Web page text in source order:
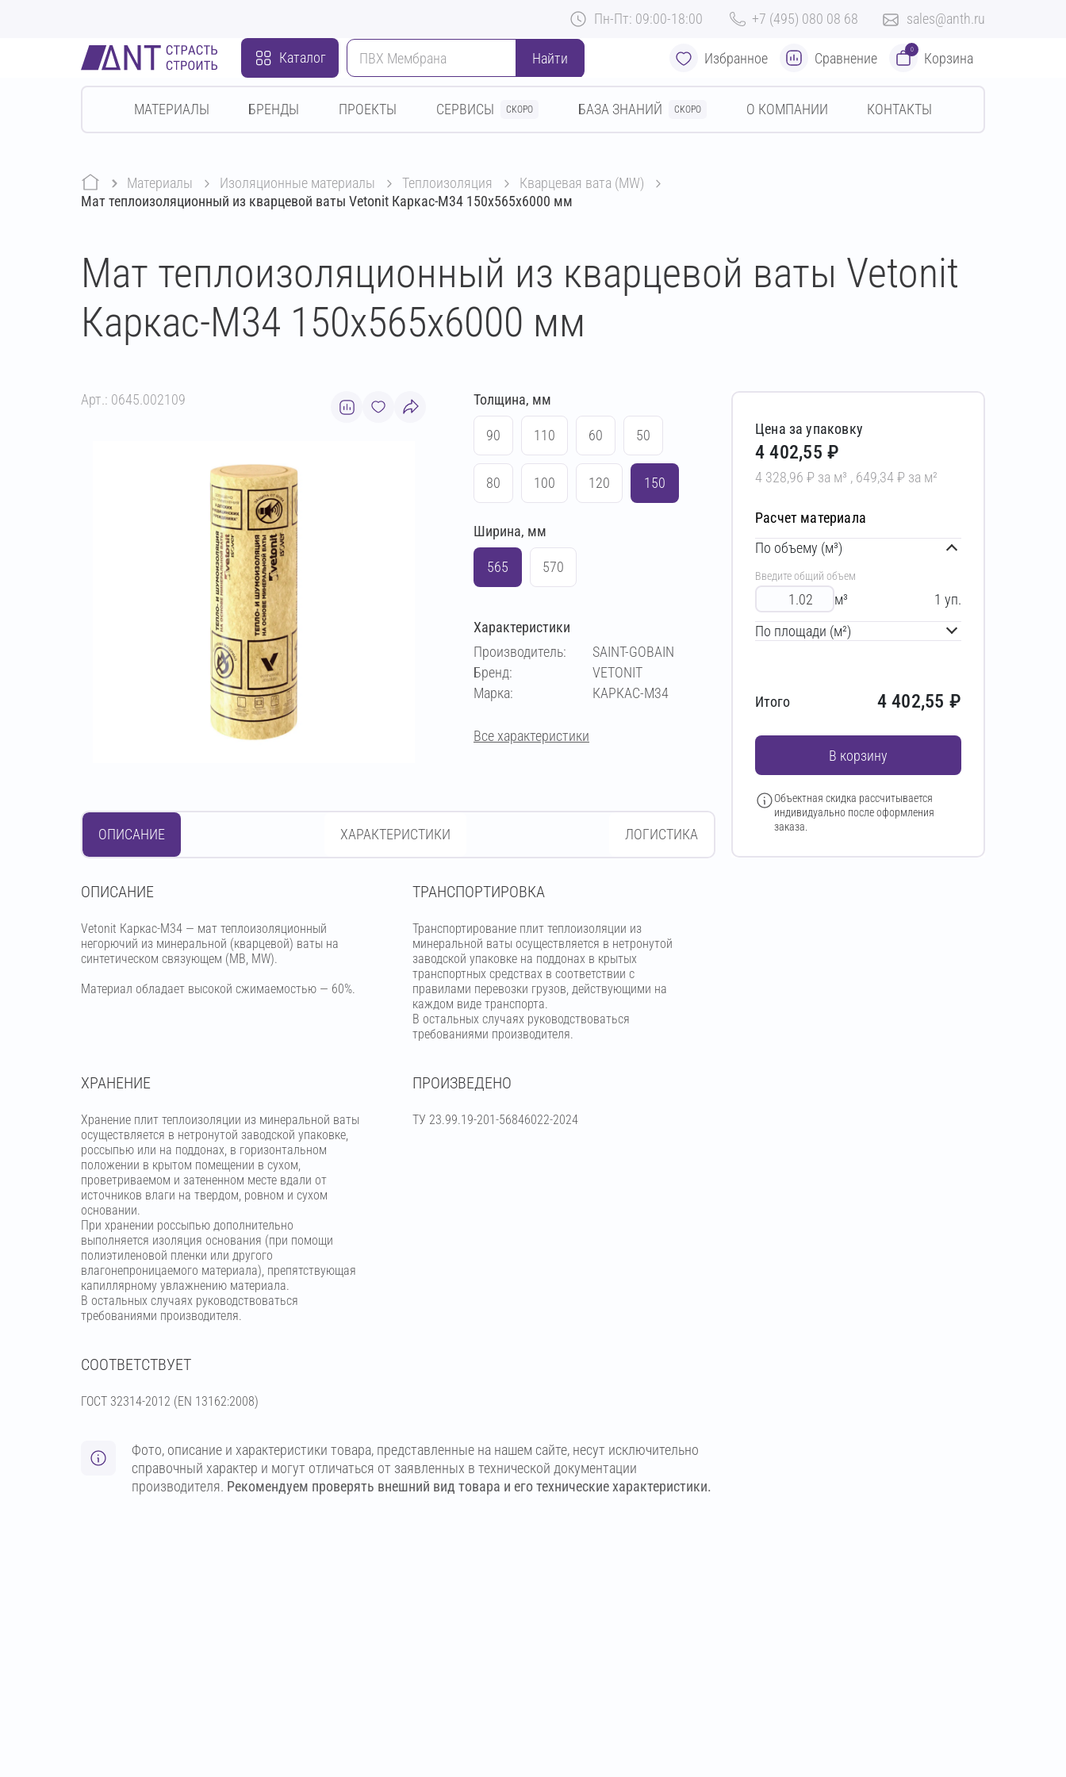
Пн-Пт: 09:00-18:00 +7 (495) 080 08 68 sales@anth.ru
Каталог Найти Избранное Сравнение
0
Корзина
МАТЕРИАЛЫ БРЕНДЫ ПРОЕКТЫ СЕРВИСЫ СКОРО БАЗА ЗНАНИЙ СКОРО О КОМПАНИИ КОНТАКТЫ
Материалы изоляционные материалы теплоизоляция
кварцевая вата (MW)
Мат теплоизоляционный из кварцевой ваты Vetonit Каркас-М34 150х565х6000 мм
Мат теплоизоляционный из кварцевой ваты Vetonit
Каркас-М34 150х565х6000 мм
Арт.: 0645.002109 Толщина, мм
90 110 60 50
80 100 120 150
Ширина, мм
565 570
Характеристики
Производитель:
SAINT-GOBAIN
Бренд:
VETONIT
Марка:
КАРКАС-М34
Все характеристики
ОПИСАНИЕ ХАРАКТЕРИСТИКИ ЛОГИСТИКА
OПИСАНИЕ
Vetonit Каркас-М34 — мат теплоизоляционный
негорючий из минеральной (кварцевой) ваты на
синтетическом связующем (МВ, MW).
Материал обладает высокой сжимаемостью — 60%.
ТРАНСПОРТИРОВКА
Транспортирование плит теплоизоляции из
минеральной ваты осуществляется в нетронутой
заводской упаковке на поддонах в крытых
транспортных средствах в соответствии с
правилами перевозки грузов, действующими на
каждом виде транспорта.
В остальных случаях руководствоваться
требованиями производителя.
ХРАНЕНИЕ
Хранение плит теплоизоляции из минеральной ваты
осуществляется в нетронутой заводской упаковке,
россыпью или на поддонах, в горизонтальном
положении в крытом помещении в сухом,
проветриваемом и затененном месте вдали от
источников влаги на твердом, ровном и сухом
основании.
При хранении россыпью дополнительно
выполняется изоляция основания (при помощи
полиэтиленовой пленки или другого
влагонепроницаемого материала), препятствующая
капиллярному увлажнению материала.
В остальных случаях руководствоваться
требованиями производителя.
ПРОИЗВЕДЕНО
ТУ 23.99.19-201-56846022-2024
СООТВЕТСТВУЕТ
ГОСТ 32314-2012 (ЕN 13162:2008)
Фото, описание и характеристики товара, представленные на нашем сайте, несут исключительно
справочный характер и могут отличаться от заявленных в технической документации
производителя. Рекомендуем проверять внешний вид товара и его технические характеристики.
Цена за упаковку
4 402,55 ₽
4 328,96 ₽ за м³ , 649,34 ₽ за м²
Расчет материала
По объему (м³)
Введите общий объем
м³ 1 уп.
По площади (м²)
Итого 4 402,55 ₽
В корзину
Объектная скидка рассчитывается
индивидуально после оформления
заказа.